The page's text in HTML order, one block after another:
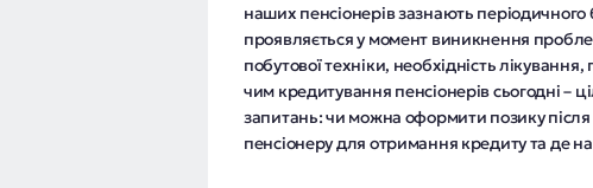
наших пенсіонерів зазнають
проявляється у момент виникнення
побутової техніки, необхідність
чим кредитування пенсіонерів сьогодні –
запитань: чи можна оформити позику після
пенсіонеру для отримання кредиту та де